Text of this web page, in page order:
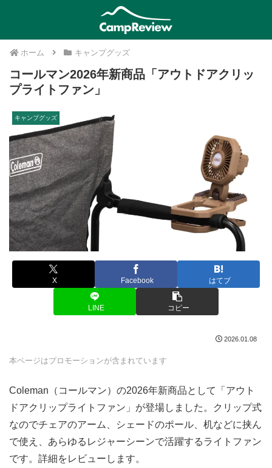
ホーム キャンプグッズ
コールマン2026年新商品「アウトドアクリッ
プライトファン」
キャンプグッズ
X Facebook はてブ
LINE コピー
2026.01.08
本ページはプロモーションが含まれています
Coleman（コールマン）の2026年新商品として「アウト
ドアクリップライトファン」が登場しました。クリップ式
なのでチェアのアーム、シェードのポール、机などに挟ん
で使え、あらゆるレジャーシーンで活躍するライトファン
です。詳細をレビューします。